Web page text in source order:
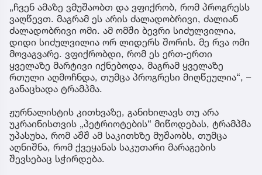
„ჩვენ ამაზე ვმუშაობთ და ვფიქრობ, რომ პროგრესს
ვაღწევთ. მაგრამ ეს არის ძალადობრივი, ძალიან
ძალადობრივი ომი. ამ ომში ბევრი სიძულვილია,
დიდი სიძულვილია ორ ლიდერს შორის. მე რვა ომი
მოვაგვარე. ვფიქრობდი, რომ ეს ერთ-ერთი
ყველაზე მარტივი იქნებოდა, მაგრამ ყველაზე
რთული აღმოჩნდა, თუმცა პროგრესი მიღწეულია“, –
განაცხადა ტრამპმა.
ჟურნალისტის კითხვაზე, განიხილავს თუ არა
უკრაინისთვის „პეტრიოტების“ მიწოდებას, ტრამპმა
უპასუხა, რომ აშშ ამ საკითხზე მუშაობს, თუმცა
აღნიშნა, რომ ქვეყანას საკუთარი მარაგების
შევსებაც სჭირდება.